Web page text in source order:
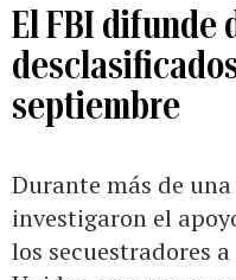
El FBI difunde
septiembre
Durante más de
investigaron el
los secuestradores